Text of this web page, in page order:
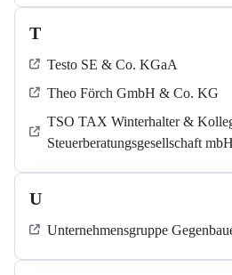
T
Testo SE & Co. KGaA
Theo Förch GmbH & Co. KG
TSO TAX Winterhalter &
Steuerberatungsgesellschaft
U
Unternehmensgruppe